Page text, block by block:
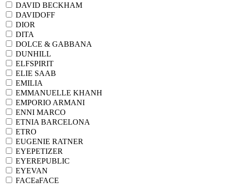
DAVID BECKHAM
DAVIDOFF
DIOR
DITA
DOLCE & GABBANA
DUNHILL
ELFSPIRIT
ELIE SAAB
EMILIA
EMMANUELLE KHANH
EMPORIO ARMANI
ENNI MARCO
ETNIA BARCELONA
ETRO
EUGENIE RATNER
EYEPETIZER
EYEREPUBLIC
EYEVAN
FACEaFACE